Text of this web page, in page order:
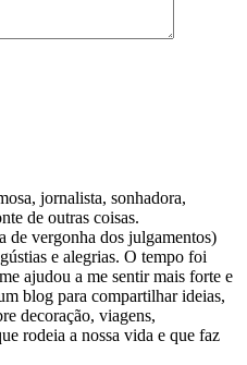
jornalista, sonhadora,
de outras coisas.
de vergonha dos julgamentos)
e alegrias. O tempo foi
ajudou a me sentir mais forte e
blog para compartilhar ideias,
decoração, viagens,
rodeia a nossa vida e que faz